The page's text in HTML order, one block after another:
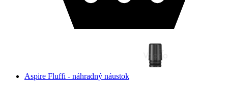
Aspire Fluffi - náhradný náustok